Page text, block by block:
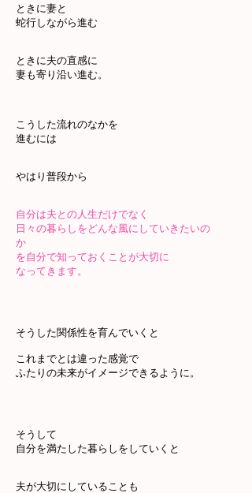
ときに妻と
蛇行しながら進む
ときに夫の直感に
妻も寄り沿い進む。
こうした流れのなかを
進むには
やはり普段から
自分は夫との人生だけでなく
日々の暮らしをどんな風にしていきたいの
か
を自分で知っておくことが大切に
なってきます。
そうした関係性を育んでいくと
これまでとは違った感覚で
ふたりの未来がイメージできるように。
そうして
自分を満たした暮らしをしていくと
夫が大切にしていることも